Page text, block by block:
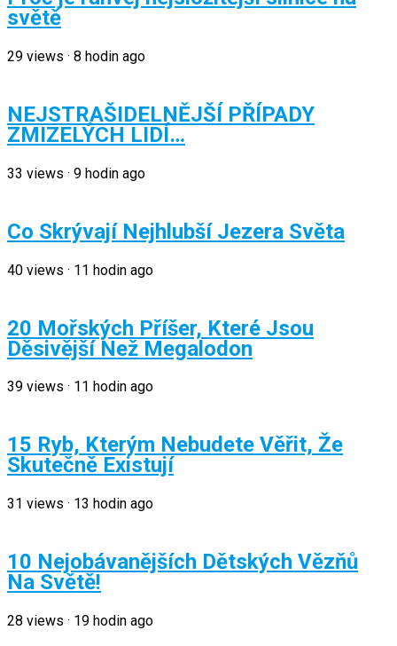
světě
29 views · 8 hodin ago
NEJSTRAŠIDELNĚJŠÍ PŘÍPADY
ZMIZELÝCH LIDÍ…
33 views · 9 hodin ago
Co Skrývají Nejhlubší Jezera Světa
40 views · 11 hodin ago
20 Mořských Příšer, Které Jsou
Děsivější Než Megalodon
39 views · 11 hodin ago
15 Ryb, Kterým Nebudete Věřit, Že
Skutečně Existují
31 views · 13 hodin ago
10 Nejobávanějších Dětských Vězňů
Na Světě!
28 views · 19 hodin ago